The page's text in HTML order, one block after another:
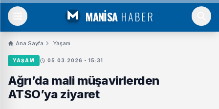
MANİSA HABER
Ana Sayfa Yaşam
YAŞAM 05.03.2026 - 15:31
Ağrı’da mali müşavirlerden
ATSO’ya ziyaret